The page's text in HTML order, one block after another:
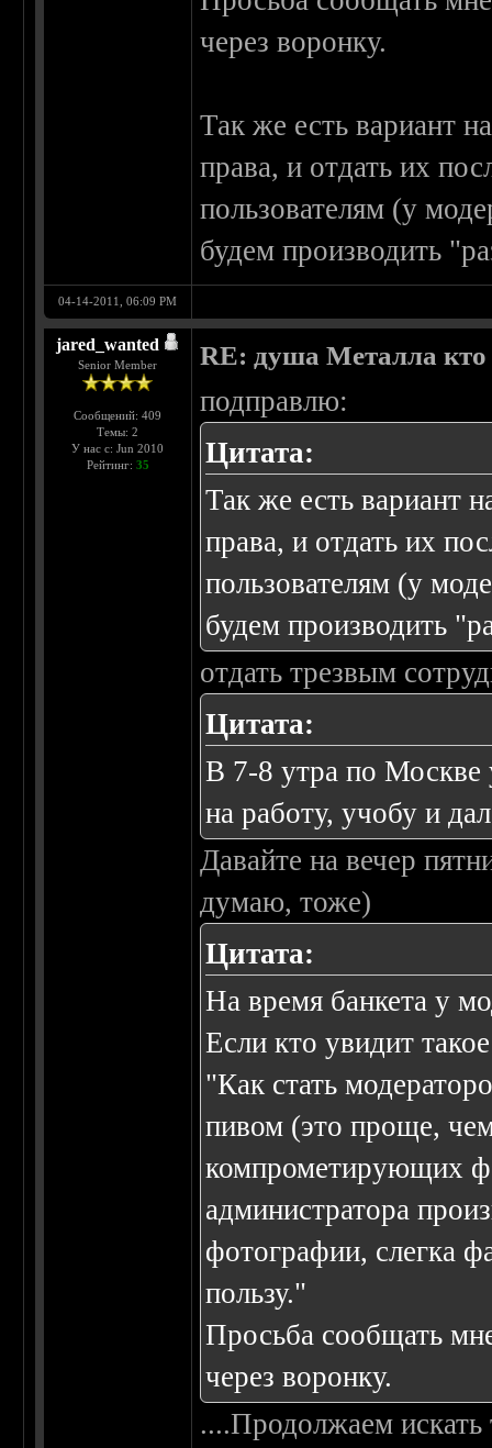
через воронку.
Так же есть вариант
права, и отдать их
пользователям (у
будем производить
04-14-2011, 06:09 PM
jared_wanted
Senior Member
Сообщений: 409
Темы: 2
У нас с: Jun 2010
Рейтинг: 35
RE: душа Металла кто
подправлю:
Цитата:
Так же есть вариант
права, и отдать их
пользователям (у
будем производить
отдать трезвым
Цитата:
В 7-8 утра по
на работу, учобу и
Давайте на вечер
думаю, тоже)
Цитата:
На время банкета у
Если кто увидит
"Как стать
пивом (это проще,
компрометирующих
администратора
фотографии, слегка
пользу."
Просьба сообщать
через воронку.
....Продолжаем искать